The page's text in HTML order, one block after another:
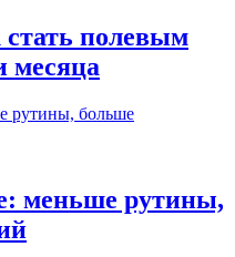
полевым
месяца
меньше рутины,